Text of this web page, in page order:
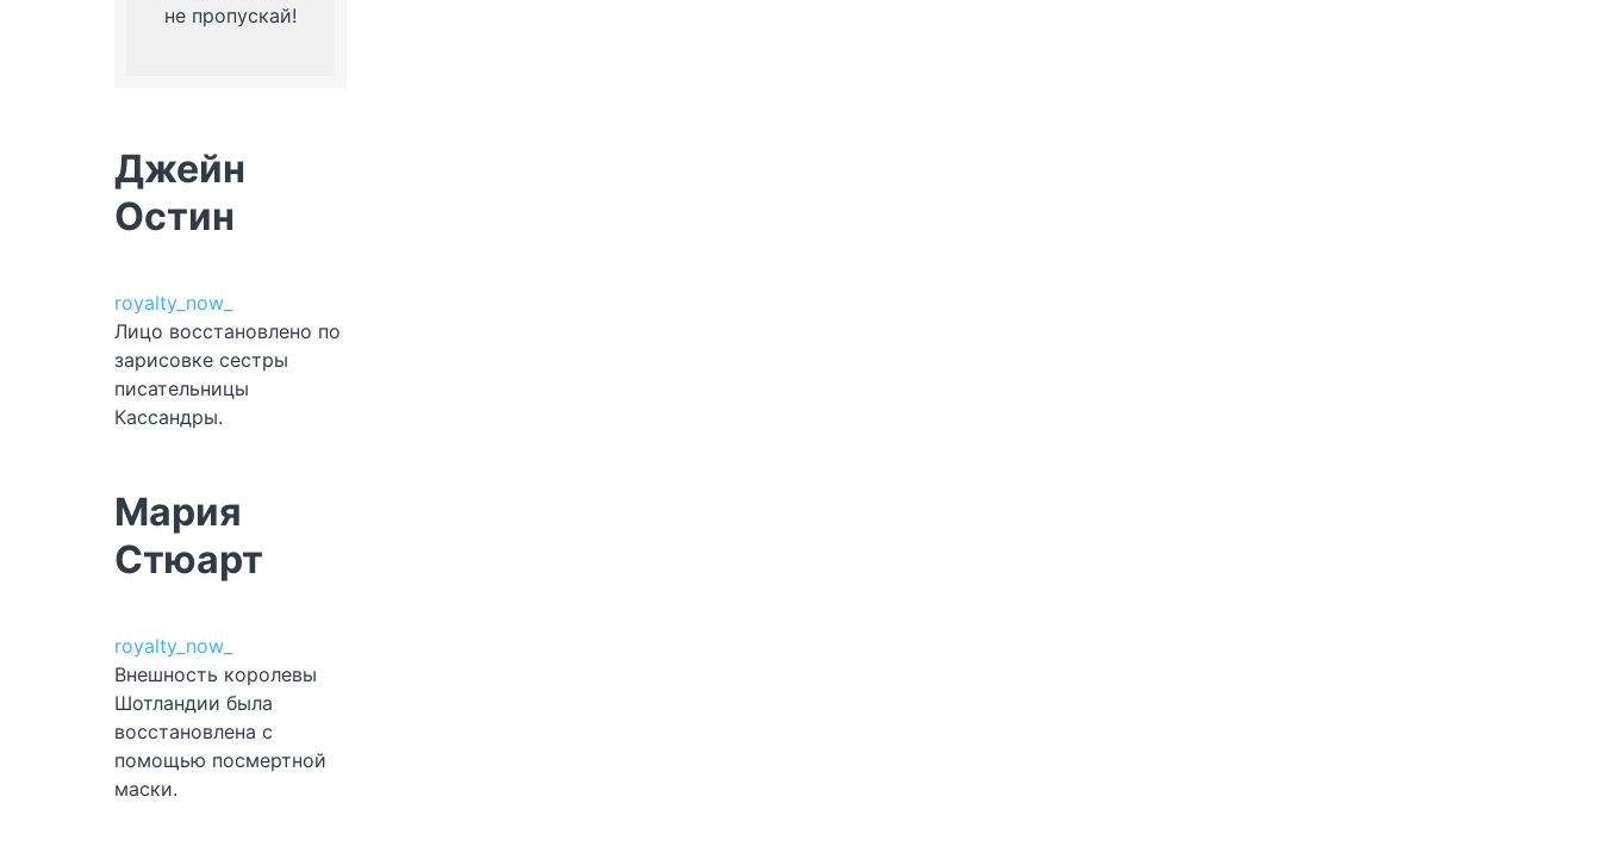
не пропускай!
Джейн
Остин
royalty_now_
Лицо восстановлено по
зарисовке сестры
писательницы
Кассандры.
Мария
Стюарт
royalty_now_
Внешность королевы
Шотландии была
восстановлена с
помощью посмертной
маски.